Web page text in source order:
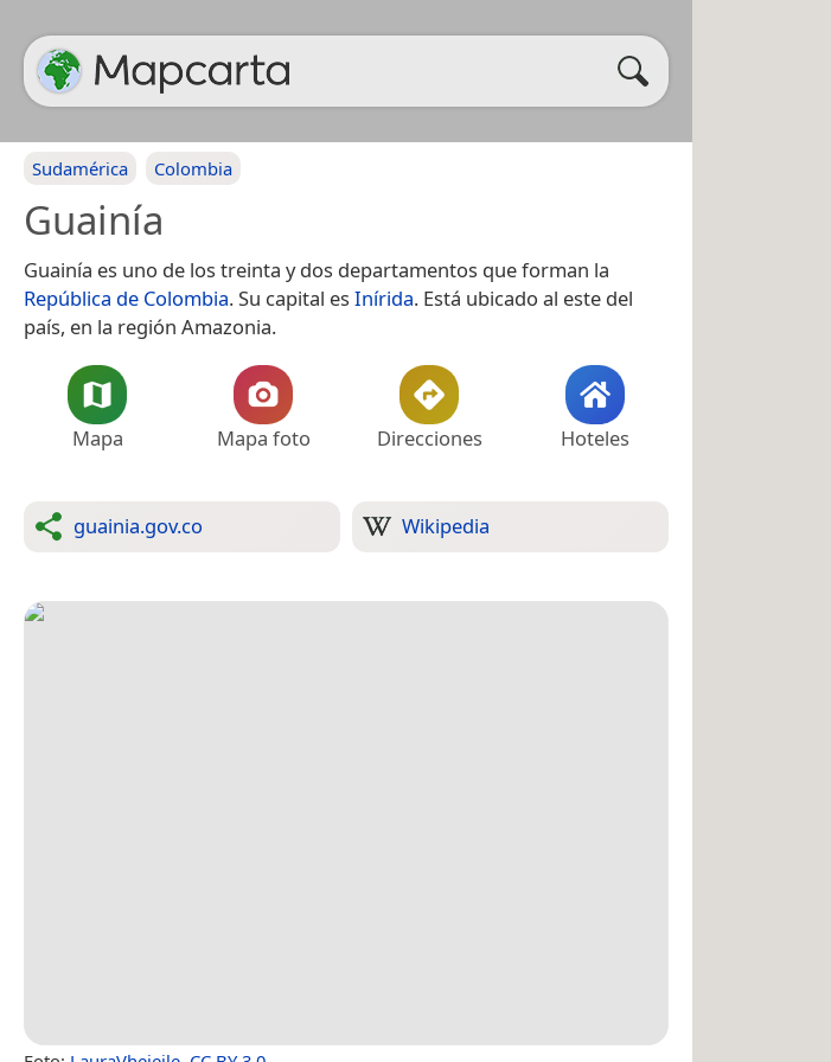
Sudamérica Colombia
Guainía
Guainía es uno de los treinta y dos departamentos que forman la
República de Colombia. Su capital es Inírida. Está ubicado al este del
país, en la región Amazonia.
Mapa Mapa foto Direcciones Hoteles
guainia.gov.co Wikipedia